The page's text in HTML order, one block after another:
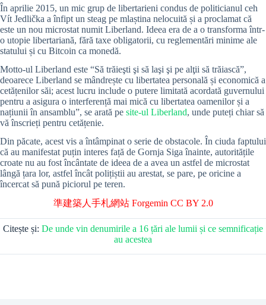
În aprilie 2015, un mic grup de libertarieni condus de politicianul ceh
Vít Jedlička a înfipt un steag pe mlaștina nelocuită și a proclamat că
este un nou microstat numit Liberland. Ideea era de a o transforma într-
o utopie libertariană, fără taxe obligatorii, cu reglementări minime ale
statului și cu Bitcoin ca monedă.
Motto-ul Liberland este “Să trăieşti şi să laşi şi pe alţii să trăiască”,
deoarece Liberland se mândrește cu libertatea personală și economică a
cetățenilor săi; acest lucru include o putere limitată acordată guvernului
pentru a asigura o interferență mai mică cu libertatea oamenilor și a
națiunii în ansamblu”, se arată pe site-ul Liberland, unde puteți chiar să
vă înscrieți pentru cetățenie.
Din păcate, acest vis a întâmpinat o serie de obstacole. În ciuda faptului
că au manifestat puțin interes față de Gornja Siga înainte, autoritățile
croate nu au fost încântate de ideea de a avea un astfel de microstat
lângă țara lor, astfel încât polițiștii au arestat, se pare, pe oricine a
încercat să pună piciorul pe teren.
準建築人手札網站 Forgemin CC BY 2.0
Citește și: De unde vin denumirile a 16 țări ale lumii și ce semnificație
au acestea